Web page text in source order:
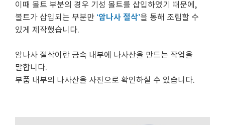
이때 볼트 부분의 경우 기성 볼트를 삽입하였기 때문에,
볼트가 삽입되는 부분만 ‘암나사 절삭’을 통해 조립할 수
있게 제작했습니다.
암나사 절삭이란 금속 내부에 나사산을 만드는 작업을
말합니다.
부품 내부의 나사산을 사진으로 확인하실 수 있습니다.